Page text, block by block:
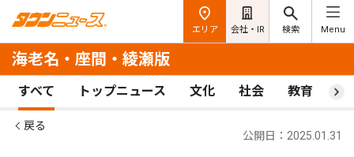
エリア 会社・IR 検索 Menu
海老名・座間・綾瀬版
すべて トップニュース 文化 社会 教育 ス
戻る
公開日：2025.01.31